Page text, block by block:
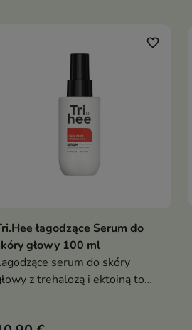
Dodaj do koszyka
favorite_border
łagodzące Serum do
głowy 100 ml
serum do skóry
z trehalozą i ektoiną to